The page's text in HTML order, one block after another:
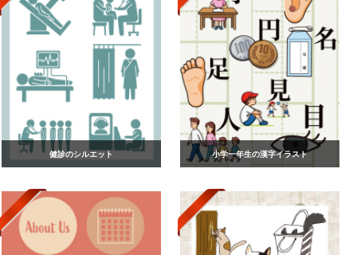
健診のシルエット 小学一年生の漢字イラスト